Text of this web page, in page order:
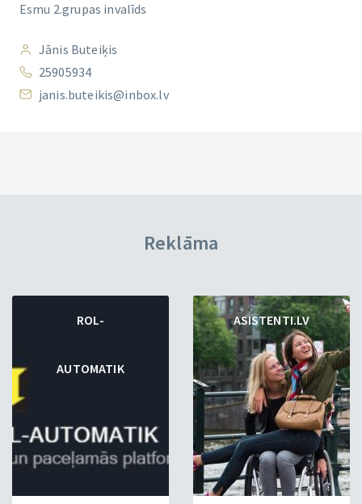
Esmu 2.grupas invalīds
Jānis Buteiķis
25905934
janis.buteikis@inbox.lv
Reklāma
ROL-
AUTOMATIK
ASISTENTI.LV